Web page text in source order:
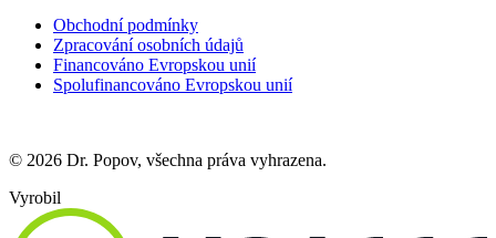
Obchodní podmínky
Zpracování osobních údajů
Financováno Evropskou unií
Spolufinancováno Evropskou unií
© 2026 Dr. Popov, všechna práva vyhrazena.
Vyrobil